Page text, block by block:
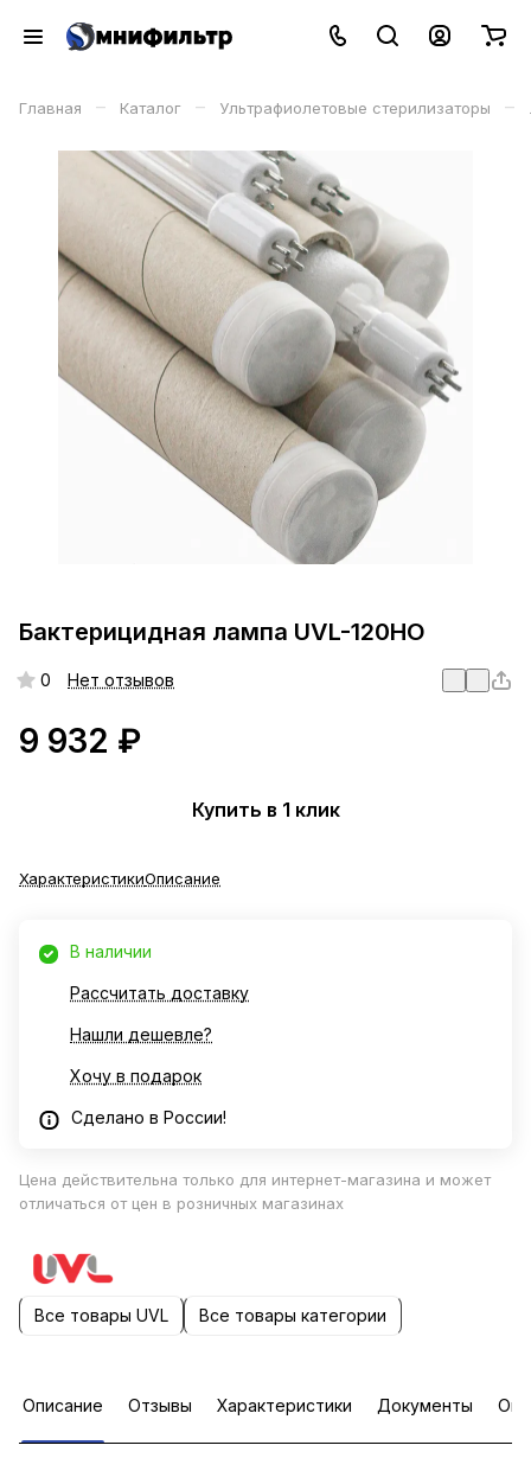
Главная – Каталог – Ультрафиолетовые стерилизаторы –
Бактерицидная лампа UVL-120HO
0 Нет отзывов
9 932 ₽
Купить в 1 клик
ХарактеристикиОписание
В наличии
Рассчитать доставку
Нашли дешевле?
Хочу в подарок
Сделано в России!
Цена действительна только для интернет-магазина и может
отличаться от цен в розничных магазинах
Все товары UVL Все товары категории
Описание Отзывы Характеристики Документы